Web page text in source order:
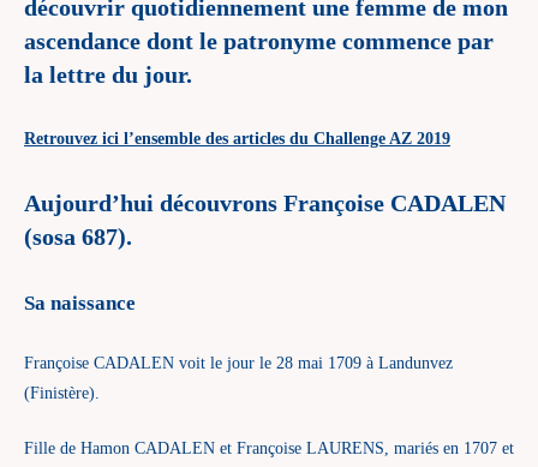
découvrir quotidiennement une femme de mon
ascendance dont le patronyme commence par
la lettre du jour.
Retrouvez ici l’ensemble des articles du Challenge AZ 2019
Aujourd’hui découvrons Françoise CADALEN
(sosa 687).
Sa naissance
Françoise CADALEN voit le jour le 28 mai 1709 à Landunvez
(Finistère).
Fille de Hamon CADALEN et Françoise LAURENS, mariés en 1707 et